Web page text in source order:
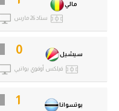
بوتسوانا 1
سيشيل 0
فيلكس أوفوي بوانيي
مالي
ستاد 26 مارس